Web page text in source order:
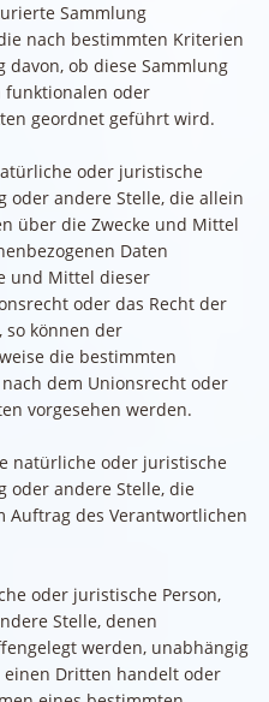
Sammlung
nach bestimmten Kriterien
ob diese Sammlung
funktionalen oder
geordnet geführt wird.
oder juristische
oder andere Stelle, die allein
über die Zwecke und Mittel
Daten
und Mittel dieser
oder das Recht der
so können der
die bestimmten
dem Unionsrecht oder
vorgesehen werden.
natürliche oder juristische
oder andere Stelle, die
Auftrag des Verantwortlichen
oder juristische Person,
Stelle, denen
werden, unabhängig
Dritten handelt oder